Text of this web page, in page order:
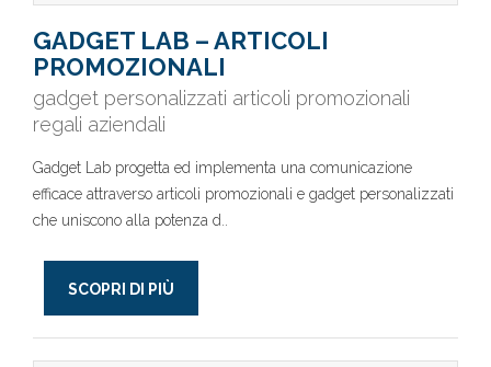
GADGET LAB – ARTICOLI
PROMOZIONALI
gadget personalizzati articoli promozionali
regali aziendali
Gadget Lab progetta ed implementa una comunicazione
efficace attraverso articoli promozionali e gadget personalizzati
che uniscono alla potenza d..
SCOPRI DI PIÙ